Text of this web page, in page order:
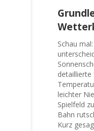
Schau
detaillierte
leichter
Spielfeld
Bahn
Kurz